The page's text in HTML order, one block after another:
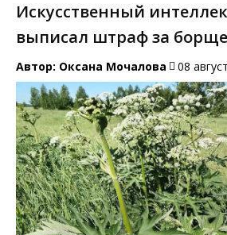
Искусственный
выписал штраф за
Автор: Оксана Мочалова 08